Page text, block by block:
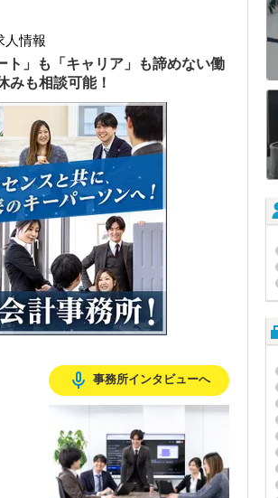
人情報
ト」も「キャリア」も諦めない働
みも相談可能！
mic_none 事務所インタビューへ